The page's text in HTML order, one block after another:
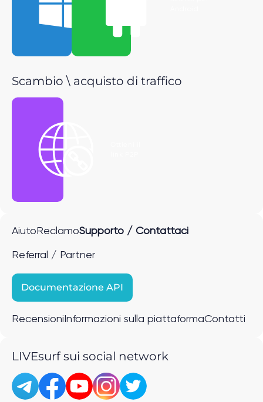
Scambio \ acquisto di traffico
Aiuto ReclamoSupporto / Contattaci
Referral / Partner
Documentazione API
Recensioni Informazioni sulla piattaformaContatti
LIVEsurf sui social network